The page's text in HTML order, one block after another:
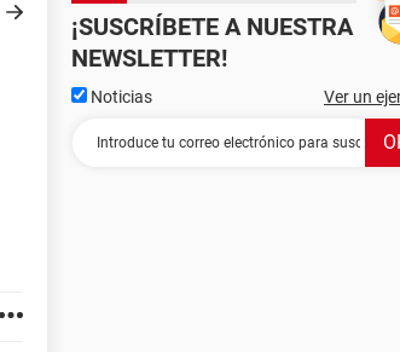
¡SUSCRÍBETE A NUESTRA
NEWSLETTER!
Noticias Ver un